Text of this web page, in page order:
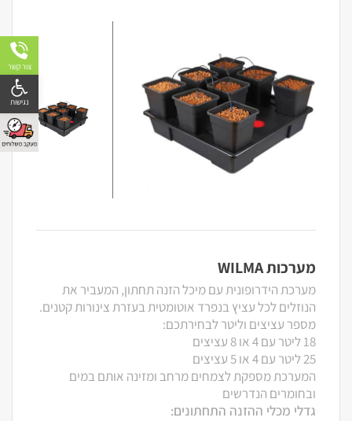
מערכות WILMA
מערכת הידרופונית עם מיכל הזנה תחתון, המעביר את
הנוזלים לכל עציץ בנפרד אוטומטית בעזרת צינורות קטנים.
מספר עציצים וליטר לבחירתכם:
18 ליטר עם 4 או 8 עציצים
25 ליטר עם 4 או 5 עציצים
המערכת מספקת לצמחים מרחב ומזינה אותם במים
ובחומרים הנדרשים
גדלי מכלי ההזנה התחתונים:
צור קשר